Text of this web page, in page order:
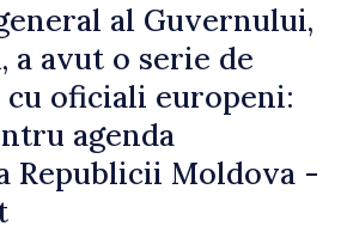
al Guvernului,
a avut o serie de
oficiali europeni:
agenda
Republicii Moldova -